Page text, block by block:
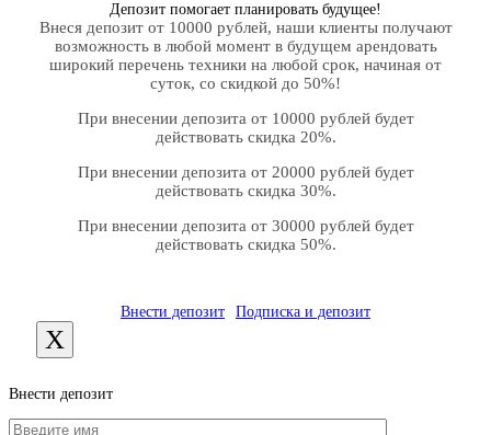
Депозит помогает планировать будущее!
Внеся депозит от 10000 рублей, наши клиенты получают
возможность в любой момент в будущем арендовать
широкий перечень техники на любой срок, начиная от
суток, со скидкой до 50%!
При внесении депозита от 10000 рублей будет
действовать скидка 20%.
При внесении депозита от 20000 рублей будет
действовать скидка 30%.
При внесении депозита от 30000 рублей будет
действовать скидка 50%.
Внести депозит Подписка и депозит
X
Внести депозит